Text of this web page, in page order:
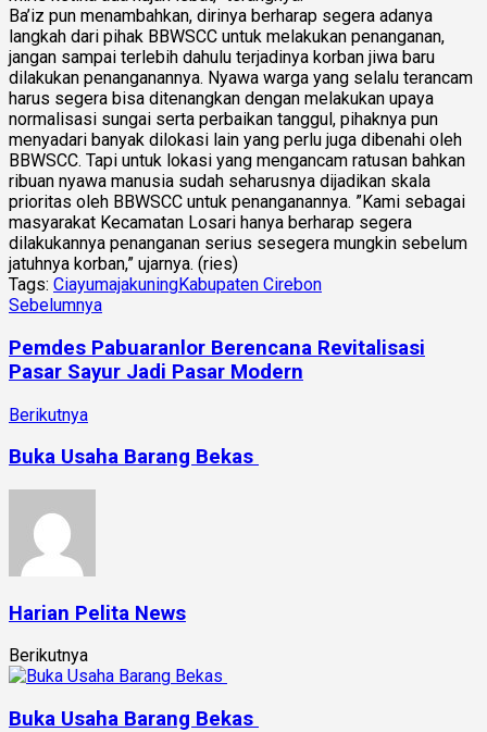
Ba’iz pun menambahkan, dirinya berharap segera adanya
langkah dari pihak BBWSCC untuk melakukan penanganan,
jangan sampai terlebih dahulu terjadinya korban jiwa baru
dilakukan penanganannya. Nyawa warga yang selalu terancam
harus segera bisa ditenangkan dengan melakukan upaya
normalisasi sungai serta perbaikan tanggul, pihaknya pun
menyadari banyak dilokasi lain yang perlu juga dibenahi oleh
BBWSCC. Tapi untuk lokasi yang mengancam ratusan bahkan
ribuan nyawa manusia sudah seharusnya dijadikan skala
prioritas oleh BBWSCC untuk penanganannya. ”Kami sebagai
masyarakat Kecamatan Losari hanya berharap segera
dilakukannya penanganan serius sesegera mungkin sebelum
jatuhnya korban,” ujarnya. (ries)
Tags: CiayumajakuningKabupaten Cirebon
Sebelumnya
Pemdes Pabuaranlor Berencana Revitalisasi
Pasar Sayur Jadi Pasar Modern
Berikutnya
Buka Usaha Barang Bekas
Harian Pelita News
Berikutnya
Buka Usaha Barang Bekas